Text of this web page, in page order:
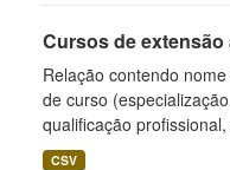
Cursos de
Relação contendo
de curso
qualificação
CSV